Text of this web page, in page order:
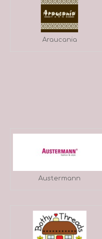
Araucania
Austermann